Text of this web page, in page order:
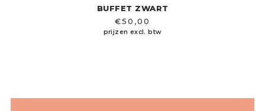
BUFFET ZWART
€50,00
prijzen excl. btw